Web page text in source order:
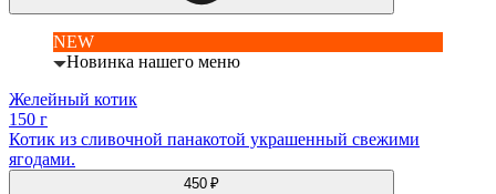
NEW
Новинка нашего меню
Желейный котик
150 г
Котик из сливочной панакотой украшенный свежими
ягодами.
450 ₽